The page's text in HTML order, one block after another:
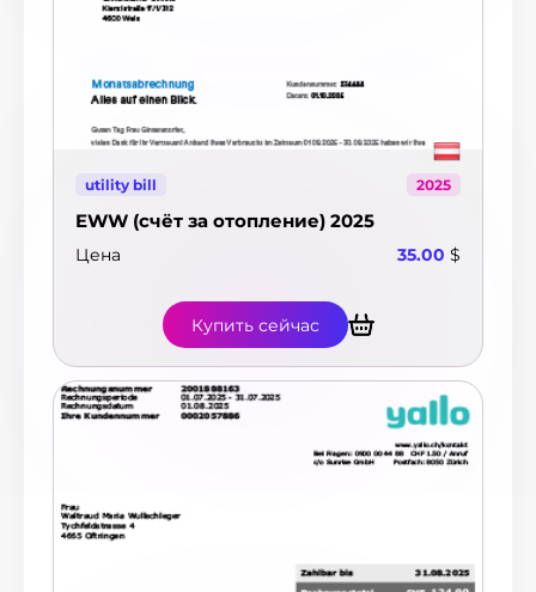
utility bill 2025
EWW (счёт за отопление) 2025
Цена 35.00 $
Купить сейчас